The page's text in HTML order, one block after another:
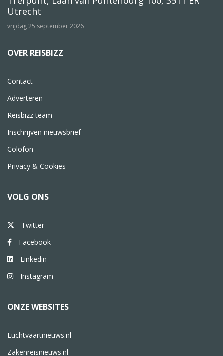
Utrecht
vrijdag 25 september 2026
OVER REISBIZZ
Contact
Adverteren
Reisbizz team
Inschrijven nieuwsbrief
Colofon
Privacy & Cookies
VOLG ONS
Twitter
Facebook
Linkedin
Instagram
ONZE WEBSITES
Luchtvaartnieuws.nl
Zakenreisnieuws.nl